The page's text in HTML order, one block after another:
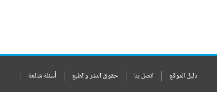
دليل الموقع اتصل بنا حقوق النشر والطبع أسئلة شائعة